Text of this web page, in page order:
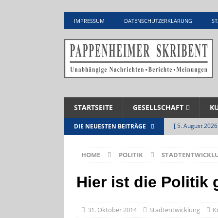
IMPRESSUM DATENSCHUTZERKLÄRUNG
STARTSEITE GESELLSCHAFT
DIE NEUESTEN BEITRÄGE [ 4. August
[ 4. August
ankommen
[ 4. August
HOME POLITIK
Hier ist die Politik
31. Oktober 2014 Stadtentwicklung